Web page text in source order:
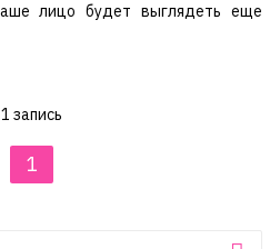
лицо будет выглядеть еще
1 запись
1